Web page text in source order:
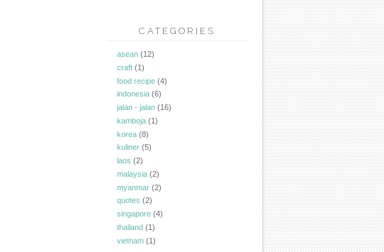
CATEGORIES
asean (12)
craft (1)
food recipe (4)
indonesia (6)
jalan - jalan (16)
kamboja (1)
korea (8)
kuliner (5)
laos (2)
malaysia (2)
myanmar (2)
quotes (2)
singapore (4)
thailand (1)
vietnam (1)